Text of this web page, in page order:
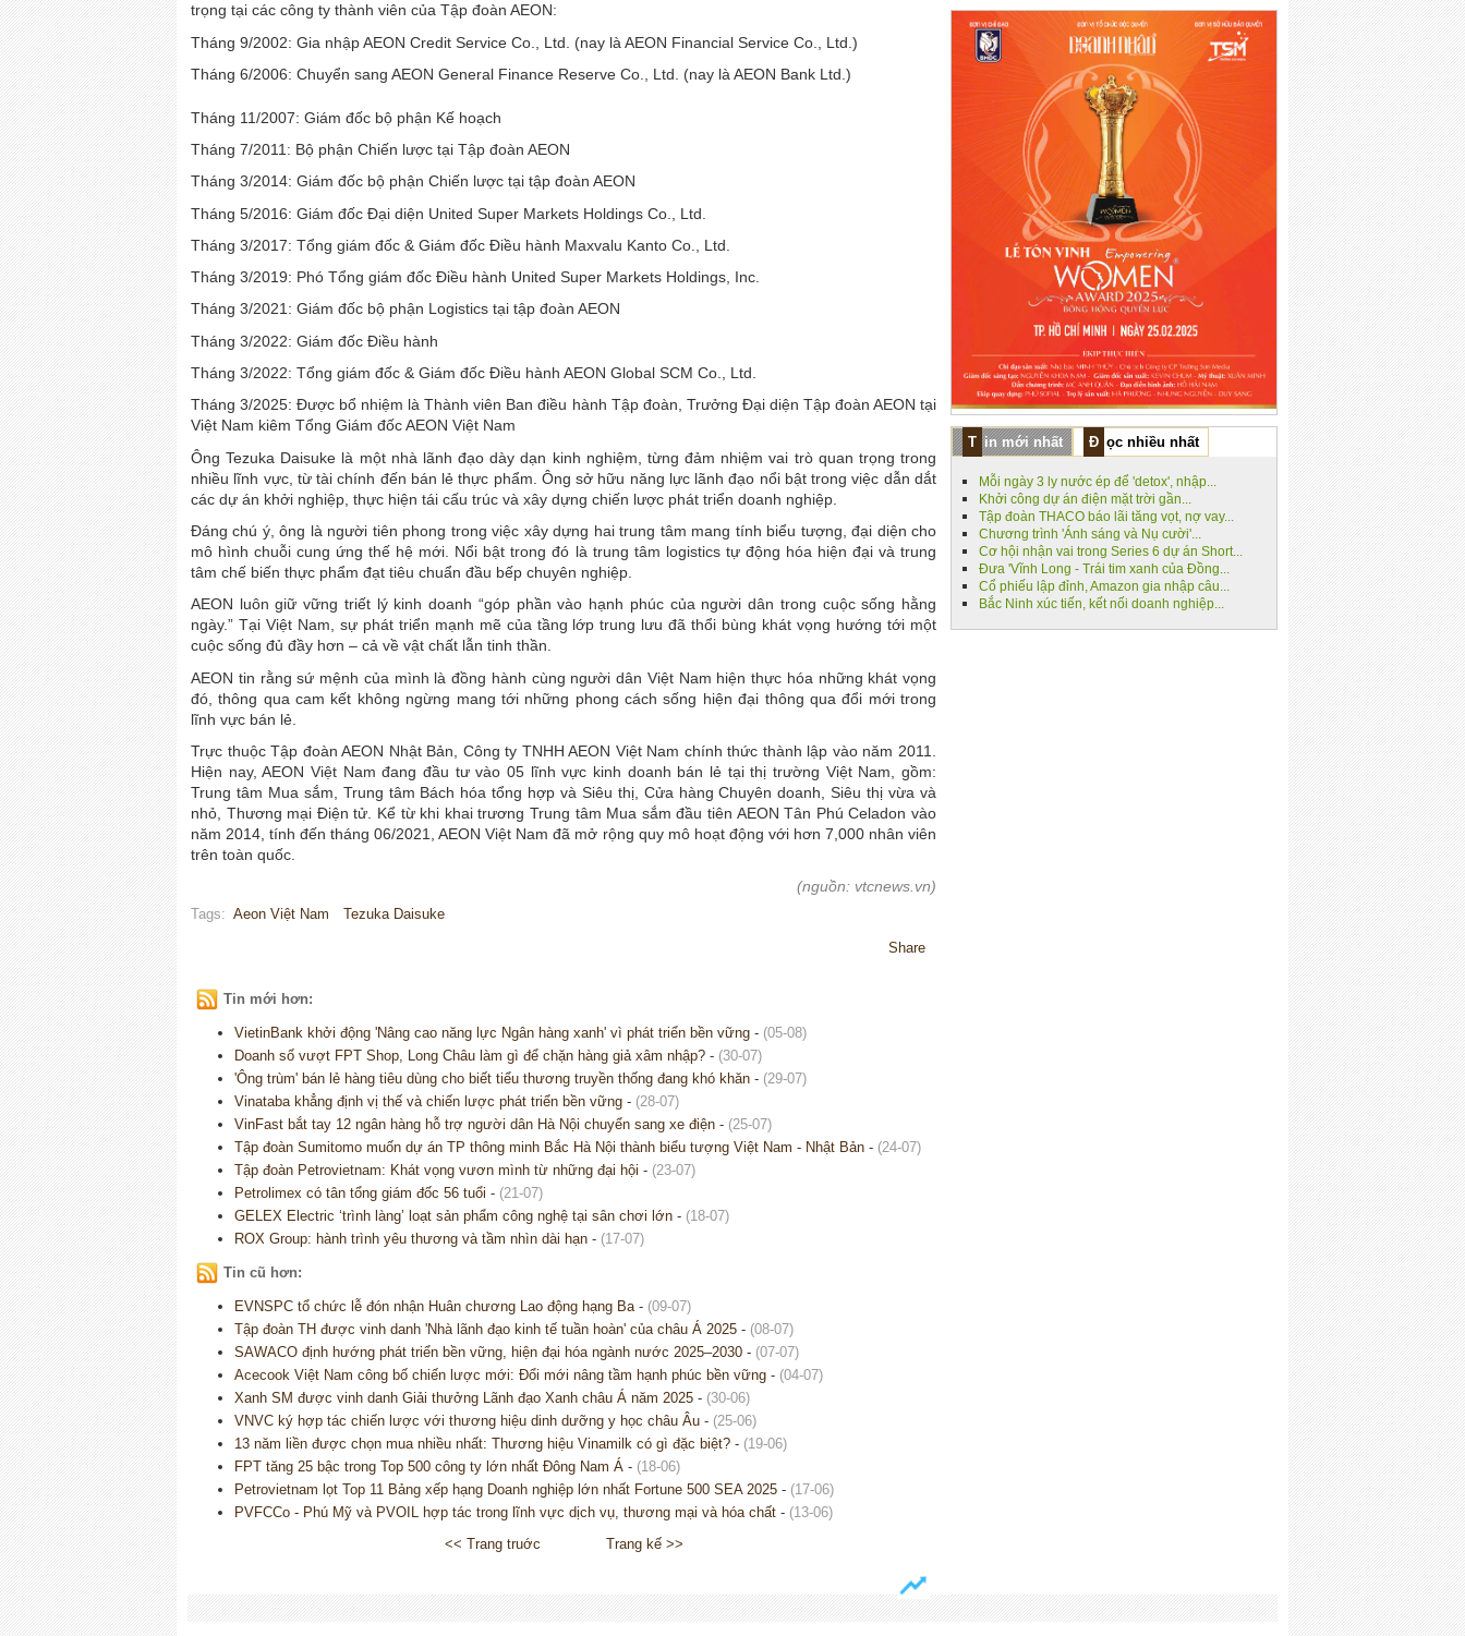
trọng tại các công ty thành viên của Tập đoàn AEON:
Tháng 9/2002: Gia nhập AEON Credit Service Co., Ltd. (nay là AEON Financial Service Co., Ltd.)
Tháng 6/2006: Chuyển sang AEON General Finance Reserve Co., Ltd. (nay là AEON Bank Ltd.)
Tháng 11/2007: Giám đốc bộ phận Kế hoạch
Tháng 7/2011: Bộ phận Chiến lược tại Tập đoàn AEON
Tháng 3/2014: Giám đốc bộ phận Chiến lược tại tập đoàn AEON
Tháng 5/2016: Giám đốc Đại diện United Super Markets Holdings Co., Ltd.
Tháng 3/2017: Tổng giám đốc & Giám đốc Điều hành Maxvalu Kanto Co., Ltd.
Tháng 3/2019: Phó Tổng giám đốc Điều hành United Super Markets Holdings, Inc.
Tháng 3/2021: Giám đốc bộ phận Logistics tại tập đoàn AEON
Tháng 3/2022: Giám đốc Điều hành
Tháng 3/2022: Tổng giám đốc & Giám đốc Điều hành AEON Global SCM Co., Ltd.
Tháng 3/2025: Được bổ nhiệm là Thành viên Ban điều hành Tập đoàn, Trưởng Đại diện Tập đoàn AEON tại
Việt Nam kiêm Tổng Giám đốc AEON Việt Nam
Ông Tezuka Daisuke là một nhà lãnh đạo dày dạn kinh nghiệm, từng đảm nhiệm vai trò quan trọng trong
nhiều lĩnh vực, từ tài chính đến bán lẻ thực phẩm. Ông sở hữu năng lực lãnh đạo nổi bật trong việc dẫn dắt
các dự án khởi nghiệp, thực hiện tái cấu trúc và xây dựng chiến lược phát triển doanh nghiệp.
Đáng chú ý, ông là người tiên phong trong việc xây dựng hai trung tâm mang tính biểu tượng, đại diện cho
mô hình chuỗi cung ứng thế hệ mới. Nổi bật trong đó là trung tâm logistics tự động hóa hiện đại và trung
tâm chế biến thực phẩm đạt tiêu chuẩn đầu bếp chuyên nghiệp.
AEON luôn giữ vững triết lý kinh doanh “góp phần vào hạnh phúc của người dân trong cuộc sống hằng
ngày.” Tại Việt Nam, sự phát triển mạnh mẽ của tầng lớp trung lưu đã thổi bùng khát vọng hướng tới một
cuộc sống đủ đầy hơn – cả về vật chất lẫn tinh thần.
AEON tin rằng sứ mệnh của mình là đồng hành cùng người dân Việt Nam hiện thực hóa những khát vọng
đó, thông qua cam kết không ngừng mang tới những phong cách sống hiện đại thông qua đổi mới trong
lĩnh vực bán lẻ.
Trực thuộc Tập đoàn AEON Nhật Bản, Công ty TNHH AEON Việt Nam chính thức thành lập vào năm 2011.
Hiện nay, AEON Việt Nam đang đầu tư vào 05 lĩnh vực kinh doanh bán lẻ tại thị trường Việt Nam, gồm:
Trung tâm Mua sắm, Trung tâm Bách hóa tổng hợp và Siêu thị, Cửa hàng Chuyên doanh, Siêu thị vừa và
nhỏ, Thương mại Điện tử. Kể từ khi khai trương Trung tâm Mua sắm đầu tiên AEON Tân Phú Celadon vào
năm 2014, tính đến tháng 06/2021, AEON Việt Nam đã mở rộng quy mô hoạt động với hơn 7,000 nhân viên
trên toàn quốc.
(nguồn: vtcnews.vn)
Tags: Aeon Việt Nam Tezuka Daisuke
Share
Tin mới hơn:
VietinBank khởi động 'Nâng cao năng lực Ngân hàng xanh' vì phát triển bền vững - (05-08)
Doanh số vượt FPT Shop, Long Châu làm gì để chặn hàng giả xâm nhập? - (30-07)
'Ông trùm' bán lẻ hàng tiêu dùng cho biết tiểu thương truyền thống đang khó khăn - (29-07)
Vinataba khẳng định vị thế và chiến lược phát triển bền vững - (28-07)
VinFast bắt tay 12 ngân hàng hỗ trợ người dân Hà Nội chuyển sang xe điện - (25-07)
Tập đoàn Sumitomo muốn dự án TP thông minh Bắc Hà Nội thành biểu tượng Việt Nam - Nhật Bản - (24-07)
Tập đoàn Petrovietnam: Khát vọng vươn mình từ những đại hội - (23-07)
Petrolimex có tân tổng giám đốc 56 tuổi - (21-07)
GELEX Electric ‘trình làng’ loạt sản phẩm công nghệ tại sân chơi lớn - (18-07)
ROX Group: hành trình yêu thương và tầm nhìn dài hạn - (17-07)
Tin cũ hơn:
EVNSPC tổ chức lễ đón nhận Huân chương Lao động hạng Ba - (09-07)
Tập đoàn TH được vinh danh 'Nhà lãnh đạo kinh tế tuần hoàn' của châu Á 2025 - (08-07)
SAWACO định hướng phát triển bền vững, hiện đại hóa ngành nước 2025–2030 - (07-07)
Acecook Việt Nam công bố chiến lược mới: Đổi mới nâng tầm hạnh phúc bền vững - (04-07)
Xanh SM được vinh danh Giải thưởng Lãnh đạo Xanh châu Á năm 2025 - (30-06)
VNVC ký hợp tác chiến lược với thương hiệu dinh dưỡng y học châu Âu - (25-06)
13 năm liền được chọn mua nhiều nhất: Thương hiệu Vinamilk có gì đặc biệt? - (19-06)
FPT tăng 25 bậc trong Top 500 công ty lớn nhất Đông Nam Á - (18-06)
Petrovietnam lọt Top 11 Bảng xếp hạng Doanh nghiệp lớn nhất Fortune 500 SEA 2025 - (17-06)
PVFCCo - Phú Mỹ và PVOIL hợp tác trong lĩnh vực dịch vụ, thương mại và hóa chất - (13-06)
<< Trang truớc
Trang kế >>
Tin mới nhất Đọc nhiều nhất
Mỗi ngày 3 ly nước ép để 'detox', nhập...
Khởi công dự án điện mặt trời gần...
Tập đoàn THACO báo lãi tăng vọt, nợ vay...
Chương trình 'Ánh sáng và Nụ cười'...
Cơ hội nhận vai trong Series 6 dự án Short...
Đưa 'Vĩnh Long - Trái tim xanh của Đồng...
Cổ phiếu lập đỉnh, Amazon gia nhập câu...
Bắc Ninh xúc tiến, kết nối doanh nghiệp...